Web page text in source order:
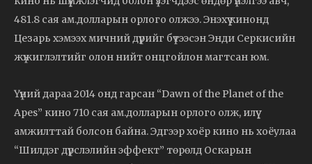
481.8 сая ам.долларын орлого олжээ. Энэхүү кинонд
Цезарь хэмээх мичний дүрийг бүтээсэн Энди Серкисийн
жүжиглэлтийг олон нийт онцгойлон магтсан юм.
Үүний дараа 2014 онд гарсан “Dawn of the Planet of the
Apes” кино 710 сая ам.долларын орлого олж, илүү
амжилттай болсон байна. Эдгээр хоёр кино нь хоёулаа
“Шилдэг дүрслэлийн эффект” төрөлд Оскарын